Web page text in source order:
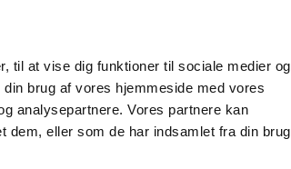
til at vise dig funktioner til sociale medier og
brug af vores hjemmeside med vores
analysepartnere. Vores partnere kan
dem, eller som de har indsamlet fra din brug
Nyheder Om os Kontakt Udgivelser
Apoteker og salg af
Medicinsk